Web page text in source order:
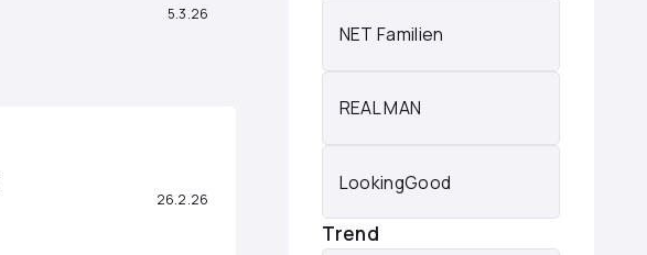
5.3.26
26.2.26
NET Familien
REAL MAN
LookingGood
Trend